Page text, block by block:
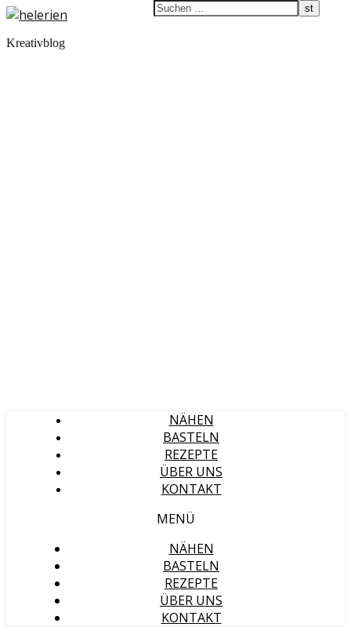
Kreativblog
NÄHEN
BASTELN
REZEPTE
ÜBER UNS
KONTAKT
MENÜ
NÄHEN
BASTELN
REZEPTE
ÜBER UNS
KONTAKT